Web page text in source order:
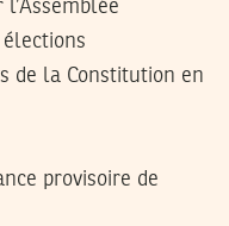
de la Constitution en
provisoire de